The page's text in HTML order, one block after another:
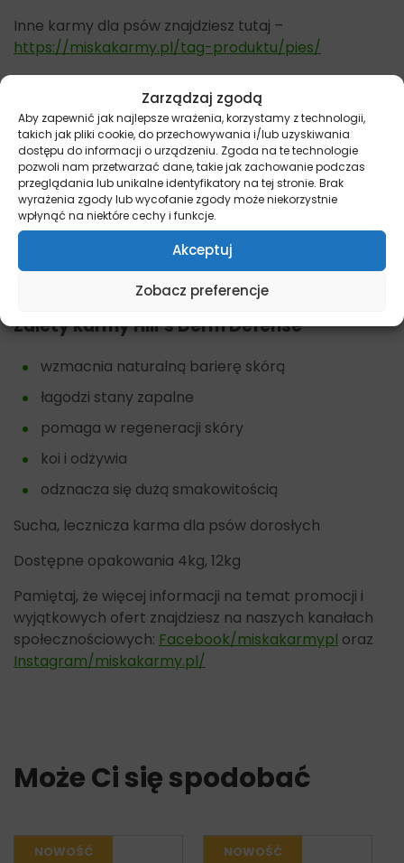
Zarządzaj zgodą
Aby zapewnić jak najlepsze wrażenia, korzystamy z technologii,
takich jak pliki cookie, do przechowywania i/lub uzyskiwania
dostępu do informacji o urządzeniu. Zgoda na te technologie
pozwoli nam przetwarzać dane, takie jak zachowanie podczas
przeglądania lub unikalne identyfikatory na tej stronie. Brak
wyrażenia zgody lub wycofanie zgody może niekorzystnie
wpłynąć na niektóre cechy i funkcje.
Akceptuj
Zobacz preferencje
Inne karmy dla psów znajdziesz tutaj –
https://miskakarmy.pl/tag-produktu/pies/
Główne cechy karmy Hill’s Derm Defense
z zastrzeżonym kompleksem substancji
bioaktywnych i fitoskładników
wysoki poziom kwasów tłuszczowych omega-3 i
6
zawiera witaminy i sole mineralne
klinicznie sprawdzone przeciwutleniacze, w tym
Zalety karmy Hill’s Derm Defense
wzmacnia naturalną barierę skórą
łagodzi stany zapalne
pomaga w regeneracji skóry
koi i odżywia
odznacza się dużą smakowitością
Sucha, lecznicza karma dla psów dorosłych
Dostępne opakowania 4kg, 12kg
Pamiętaj, że więcej informacji na temat promocji i
wyjątkowych ofert znajdziesz na naszych kanałach
społecznościowych: Facebook/miskakarmypl oraz
Instagram/miskakarmy.pl/
Może Ci się spodobać